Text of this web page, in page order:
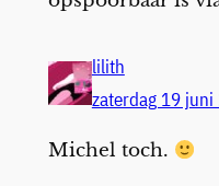
lilith
zaterdag 19 juni
Michel toch.